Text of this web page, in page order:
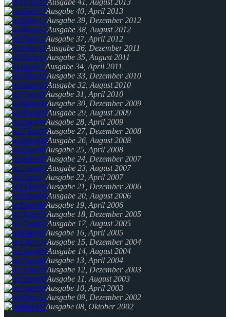
Ausgabe 41, August 2013
Ausgabe 40, April 2013
Ausgabe 39, Dezember 2012
Ausgabe 38, August 2012
Ausgabe 37, April 2012
Ausgabe 36, Dezember 2011
Ausgabe 35, August 2011
Ausgabe 34, April 2011
Ausgabe 33, Dezember 2010
Ausgabe 32, August 2010
Ausgabe 31, April 2010
Ausgabe 30, Dezember 2009
Ausgabe 29, August 2009
Ausgabe 28, April 2009
Ausgabe 27, Dezember 2008
Ausgabe 26, August 2008
Ausgabe 25, April 2008
Ausgabe 24, Dezember 2007
Ausgabe 23, August 2007
Ausgabe 22, April 2007
Ausgabe 21, Dezember 2006
Ausgabe 20, August 2006
Ausgabe 19, April 2006
Ausgabe 18, Dezember 2005
Ausgabe 17, August 2005
Ausgabe 16, April 2005
Ausgabe 15, Dezember 2004
Ausgabe 14, August 2004
Ausgabe 13, April 2004
Ausgabe 12, Dezember 2003
Ausgabe 11, August 2003
Ausgabe 10, April 2003
Ausgabe 09, Dezember 2002
Ausgabe 08, Oktober 2002